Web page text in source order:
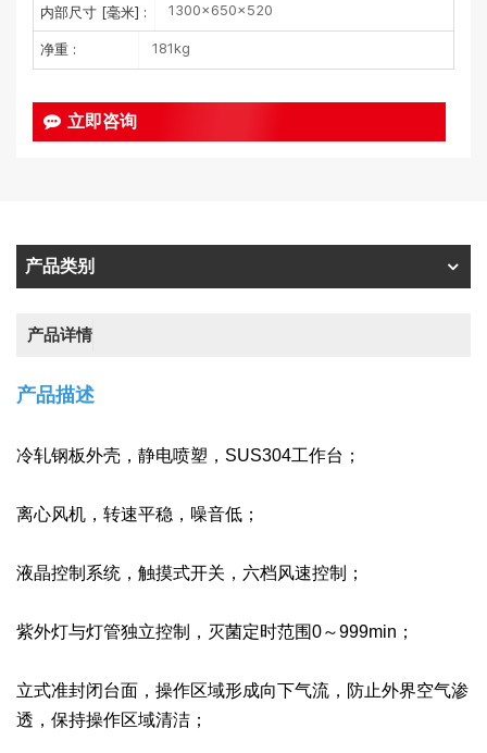
内部尺寸 [毫米] : 1300×650×520
净重 : 181kg
立即咨询
产品类别
产品详情
产品描述
冷轧钢板外壳，静电喷塑，SUS304工作台；
离心风机，转速平稳，噪音低；
液晶控制系统，触摸式开关，六档风速控制；
紫外灯与灯管独立控制，灭菌定时范围0～999min；
立式准封闭台面，操作区域形成向下气流，防止外界空气渗
透，保持操作区域清洁；